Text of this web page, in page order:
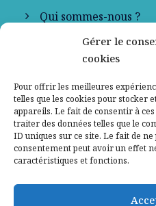
Gérer le
cookies
Pour offrir les meilleures
telles que les cookies pour stocker
appareils. Le fait de consentir à
traiter des données telles que le
ID uniques sur ce site. Le fait de
consentement peut avoir un effet
caractéristiques et fonctions.
Qui sommes-nous ?
Contactez-nous
Mentions légales
Politique de